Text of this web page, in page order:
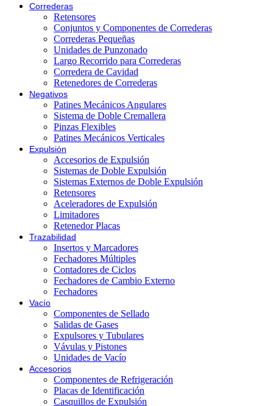
Correderas
Retensores
Conjuntos y Componentes de Correderas
Correderas Pequeñas
Unidades de Punzonado
Largo Recorrido para Correderas
Corredera de Cavidad
Retenedores de Correderas
Negativos
Patines Mecánicos Angulares
Sistema de Doble Cremallera
Pinzas Flexibles
Patines Mecánicos Verticales
Expulsión
Accesorios de Expulsión
Sistemas de Doble Expulsión
Sistemas Externos de Doble Expulsión
Retensores
Aceleradores de Expulsión
Limitadores
Retenedor Placas
Trazabilidad
Insertos y Marcadores
Fechadores Múltiples
Contadores de Ciclos
Fechadores de Cambio Externo
Fechadores
Vacío
Componentes de Sellado
Salidas de Gases
Expulsores y Tubulares
Vávulas y Pistones
Unidades de Vacío
Accesorios
Componentes de Refrigeración
Placas de Identificación
Casquillos de Expulsión